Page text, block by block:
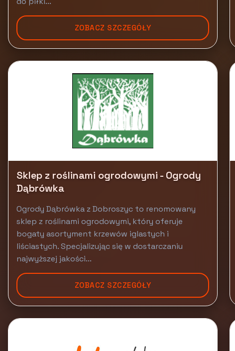
ZOBACZ SZCZEGÓŁY
Sklep z roślinami ogrodowymi - Ogrody
Dąbrówka
Ogrody Dąbrówka z Dobroszyc to renomowany
sklep z roślinami ogrodowymi, który oferuje
bogaty asortyment krzewów iglastych i
liściastych. Specjalizując się w dostarczaniu
najwyższej jakości...
ZOBACZ SZCZEGÓŁY